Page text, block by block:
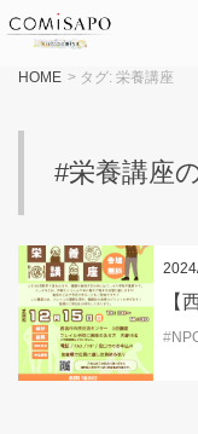
HOME > タグ: 栄養講座
#栄養講座
#